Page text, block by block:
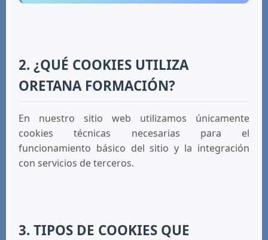
2. ¿QUÉ COOKIES UTILIZA
ORETANA FORMACIÓN?
En nuestro sitio web utilizamos únicamente
cookies técnicas necesarias para el
funcionamiento básico del sitio y la integración
con servicios de terceros.
3. TIPOS DE COOKIES QUE